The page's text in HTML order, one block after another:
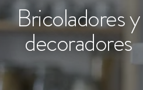
Bricoladores y
decoradores